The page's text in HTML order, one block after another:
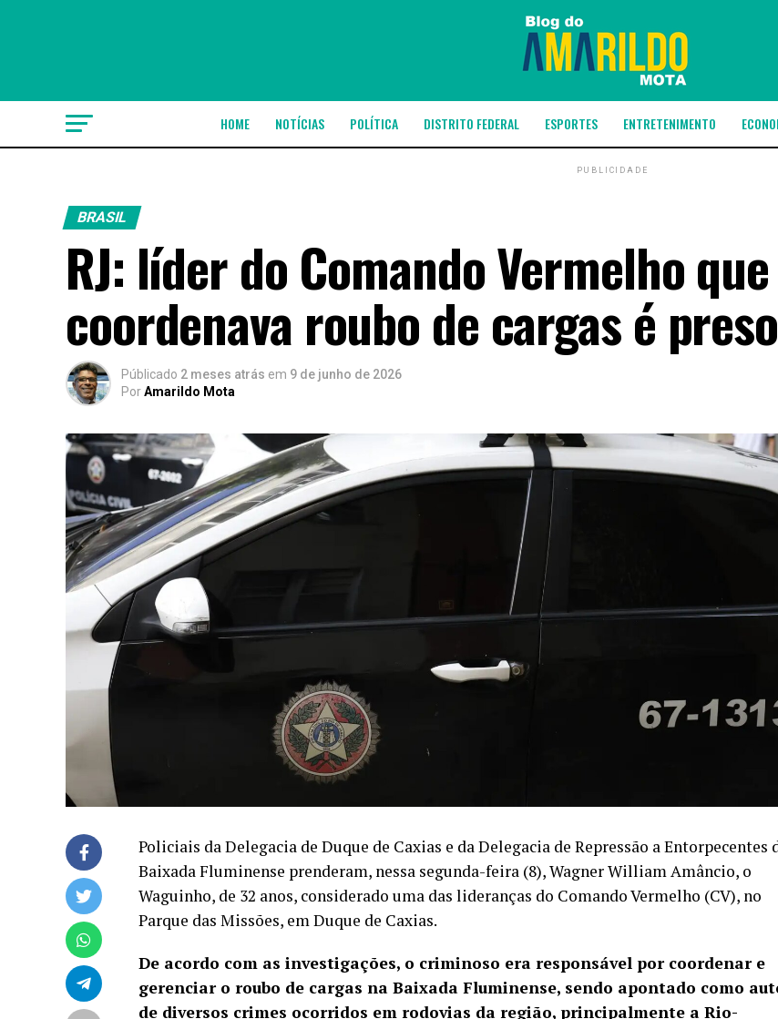
HOME NOTÍCIAS POLÍTICA DISTRITO FEDERAL ESPORTES ENTRETENIMENTO
PUBLICIDADE
BRASIL
RJ: líder do Comando Vermelho que
coordenava roubo de cargas é preso
Públicado 2 meses atrás em 9 de junho de 2026
PorAmarildo Mota
Policiais da Delegacia de Duque de Caxias e da Delegacia de Repressão a Entorpecentes
Baixada Fluminense prenderam, nessa segunda-feira (8), Wagner William Amâncio, o
Waguinho, de 32 anos, considerado uma das lideranças do Comando Vermelho (CV), no
Parque das Missões, em Duque de Caxias.
De acordo com as investigações, o criminoso era responsável por coordenar e
gerenciar o roubo de cargas na Baixada Fluminense, sendo apontado como
de diversos crimes ocorridos em rodovias da região, principalmente a Rio-